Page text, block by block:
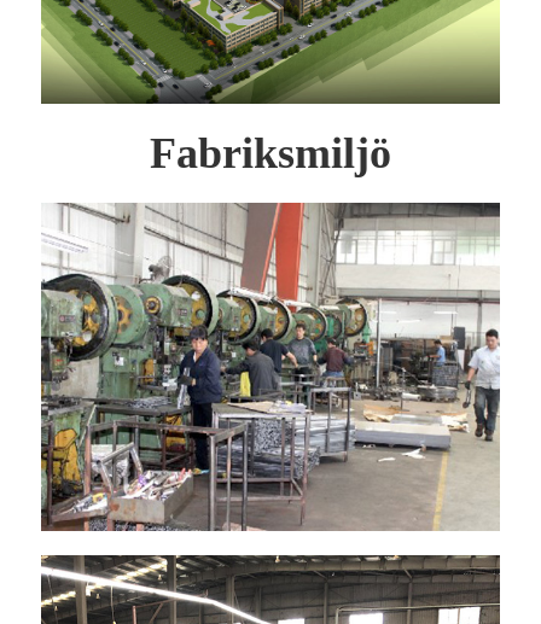
Fabriksmiljö